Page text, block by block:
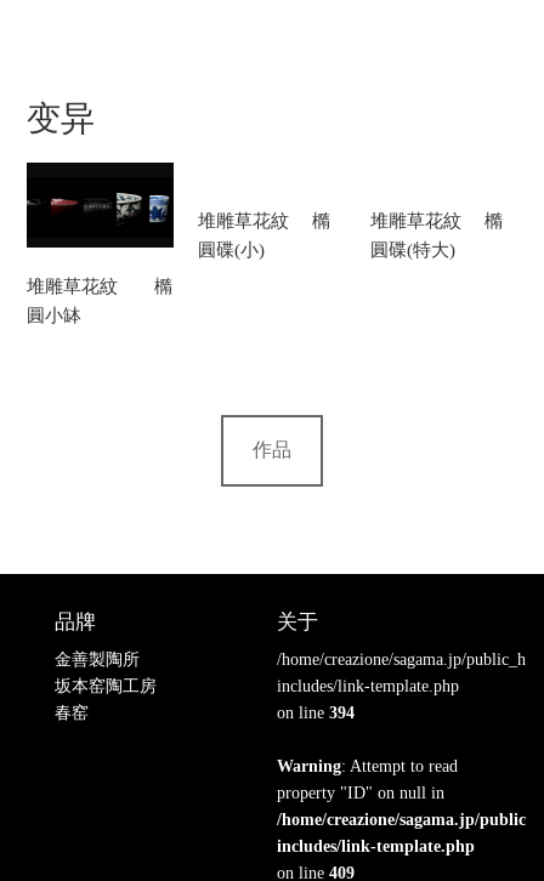
变异
堆雕草花紋 橢
圓小缽
堆雕草花紋 橢
圓碟(小)
堆雕草花紋 橢
圓碟(特大)
作品
品牌
金善製陶所
坂本窑陶工房
春窑
关于
/home/creazione/sagama.jp/
includes/link-template.php
on line 394
Warning: Attempt to read
property "ID" on null in
/home/creazione/sagama.jp/
includes/link-template.php
on line 409